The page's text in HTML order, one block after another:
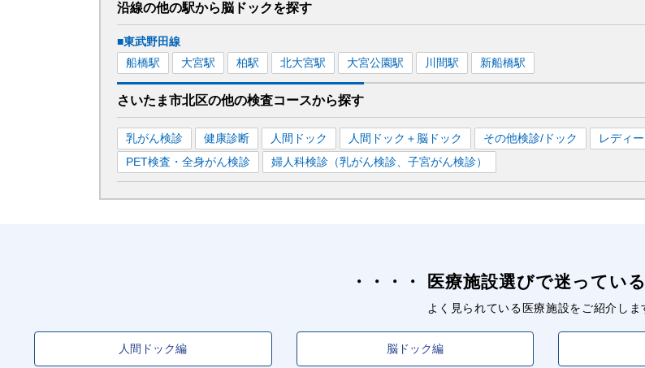
沿線の他の駅から脳ドックを探す
■東武野田線
船橋駅 大宮駅 柏駅 北大宮駅 大宮公園駅 川間駅 新船橋駅
さいたま市北区の他の検査コースから探す
乳がん検診 健康診断 人間ドック 人間ドック＋脳ドック その他検診/ドック
レディ
PET検査・全身がん検診
婦人科検診（乳がん検診、子宮がん検診）
医療施設選びで迷ってい
よく見られている医療施設をご紹介しま
人間ドック編 脳ドック編